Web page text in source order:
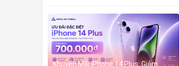
Khuyến Mãi iPhone 14 Plus: Giảm